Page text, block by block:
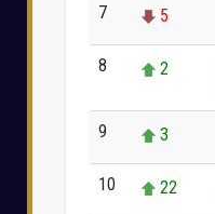
7 5
8 2
9 3
10 22